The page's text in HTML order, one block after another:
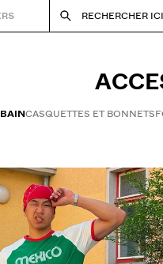
RECHERCHER ICI
CASQUETTES ET BONNETS